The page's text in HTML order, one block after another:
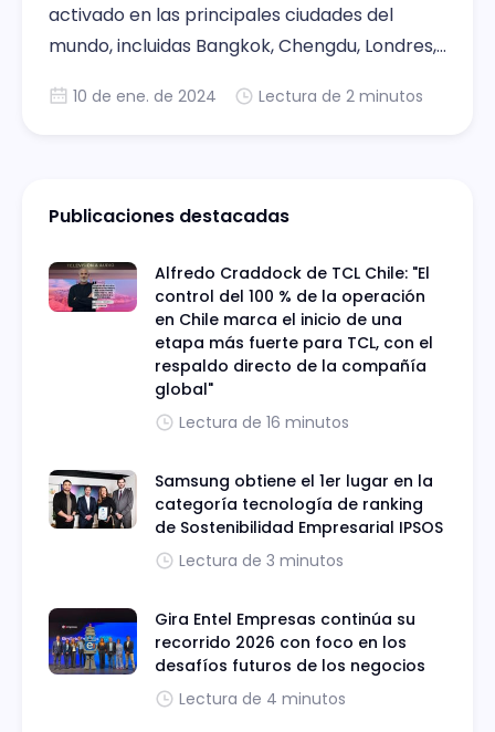
activado en las principales ciudades del
mundo, incluidas Bangkok, Chengdu, Londres,
Varsovia y más.
10 de ene. de 2024 Lectura de 2 minutos
Publicaciones destacadas
Alfredo Craddock de TCL Chile: "El
control del 100 % de la operación
en Chile marca el inicio de una
etapa más fuerte para TCL, con el
respaldo directo de la compañía
global"
Lectura de 16 minutos
Samsung obtiene el 1er lugar en la
categoría tecnología de ranking
de Sostenibilidad Empresarial IPSOS
Lectura de 3 minutos
Gira Entel Empresas continúa su
recorrido 2026 con foco en los
desafíos futuros de los negocios
Lectura de 4 minutos